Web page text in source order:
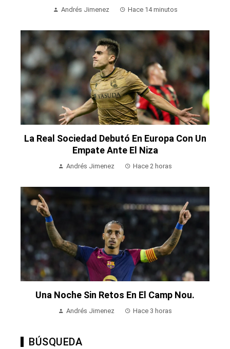
Andrés Jimenez Hace 14 minutos
La Real Sociedad Debutó En Europa Con Un
Empate Ante El Niza
Andrés Jimenez Hace 2 horas
Una Noche Sin Retos En El Camp Nou.
Andrés Jimenez Hace 3 horas
BÚSQUEDA